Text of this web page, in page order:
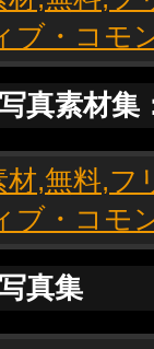
真素材集
真集